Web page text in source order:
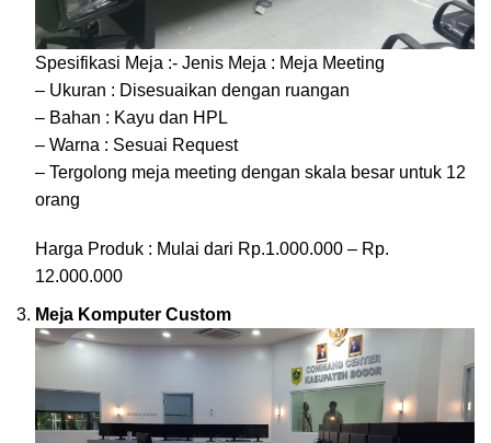
Spesifikasi Meja :- Jenis Meja : Meja Meeting
– Ukuran : Disesuaikan dengan ruangan
– Bahan : Kayu dan HPL
– Warna : Sesuai Request
– Tergolong meja meeting dengan skala besar untuk 12
orang
Harga Produk : Mulai dari Rp.1.000.000 – Rp.
12.000.000
Meja Komputer Custom